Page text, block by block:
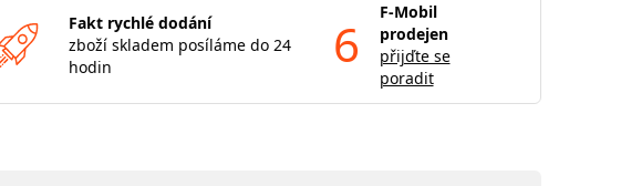
Fakt rychlé dodání
zboží skladem posíláme do 24
hodin
6
F-Mobil
prodejen
přijďte se
poradit